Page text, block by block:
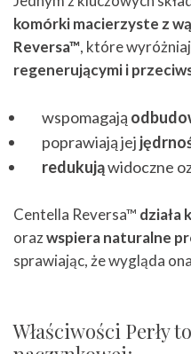
komórki macierzyste z
Reversa™, które
regenerującymi i
wspomagają
poprawiają jej
redukująwidoczne
Centella Reversa™ działa
orazwspiera naturalne
sprawiając, że wygląda ona
Właściwości Perły